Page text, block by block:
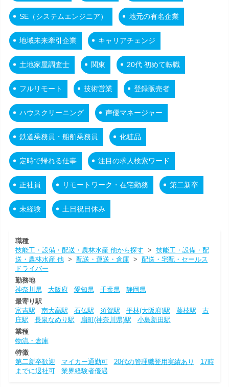
SE（システムエンジニア） 地元の有名企業
地域未来牽引企業 キャリアチェンジ
土地家屋調査士 関東 20代 初めて転職
フルリモート 技術営業 登録販売者
ハウスクリーニング 声優マネージャー
鉄道乗務員・船舶乗務員 化粧品
定時で帰れる仕事 注目の求人検索ワード
正社員 リモートワーク・在宅勤務 第二新卒
未経験 土日祝日休み
職種
技能工・設備・配送・農林水産 他から探す > 技能工・設備・配
送・農林水産 他> 配送・運送・倉庫> 配送・宅配・セールス
ドライバー
勤務地
神奈川県
大阪府 愛知県 千葉県
静岡県
最寄り駅
富吉駅
南大高駅 石仏駅 須賀駅 平林(大阪府)駅 藤枝駅
古
庄駅
長泉なめり駅 扇町(神奈川県)駅
小島新田駅
業種
物流・倉庫
特徴
第二新卒歓迎
マイカー通勤可 20代の管理職登用実績あり
17時
までに退社可
業界経験者優遇